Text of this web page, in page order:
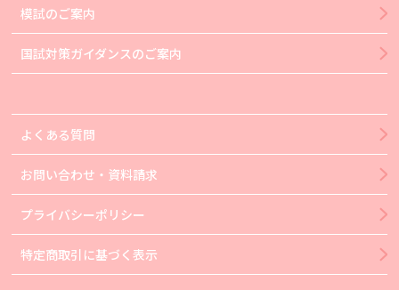
模試のご案内
国試対策ガイダンスのご案内
よくある質問
お問い合わせ・資料請求
プライバシーポリシー
特定商取引に基づく表示